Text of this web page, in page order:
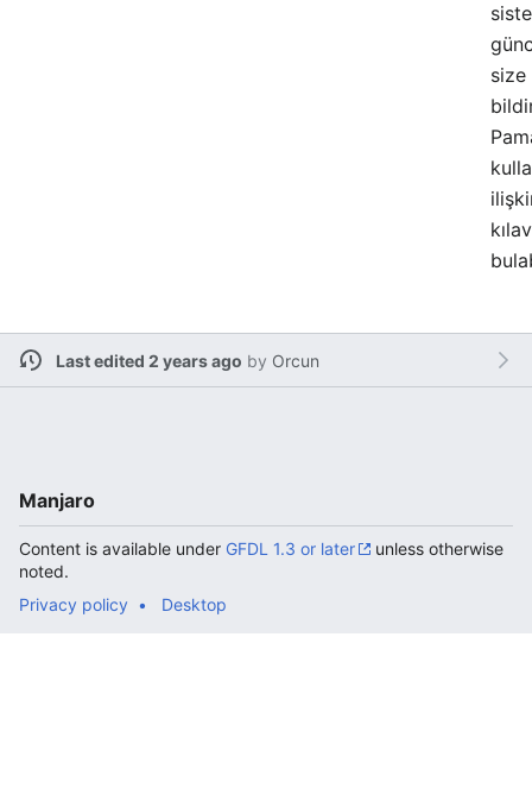
size
Last edited 2 years ago by Orcun
Manjaro
Content is available under GFDL 1.3 or later
unless otherwise
noted.
Privacy policy
Desktop